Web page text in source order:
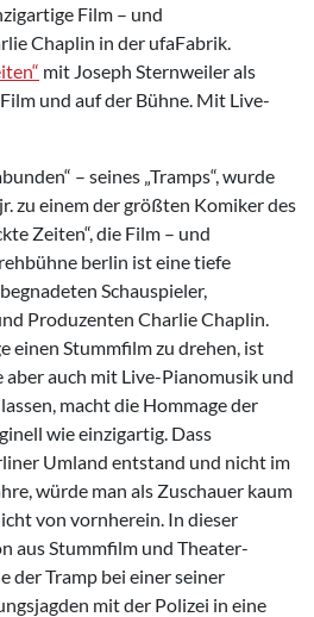
Film – und
Chaplin in der ufaFabrik.
mit Joseph Sternweiler als
und auf der Bühne. Mit Live-
– seines „Tramps“, wurde
zu einem der größten Komiker des
Zeiten“, die Film – und
berlin ist eine tiefe
Schauspieler,
Produzenten Charlie Chaplin.
einen Stummfilm zu drehen, ist
aber auch mit Live-Pianomusik und
macht die Hommage der
wie einzigartig. Dass
Umland entstand und nicht im
würde man als Zuschauer kaum
von vornherein. In dieser
aus Stummfilm und Theater-
der Tramp bei einer seiner
mit der Polizei in eine